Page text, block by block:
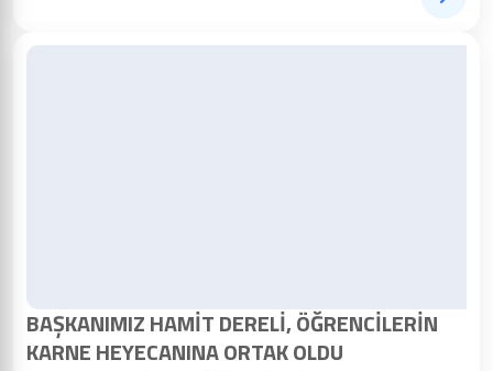
BAŞKANIMIZ HAMİT DERELİ, ÖĞRENCİLERİN
KARNE HEYECANINA ORTAK OLDU